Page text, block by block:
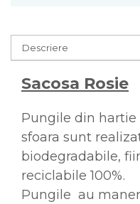
Descriere
Sacosa Rosie
Pungile din
sfoara sunt
biodegradabile,
reciclabile 100%.
Pungile au